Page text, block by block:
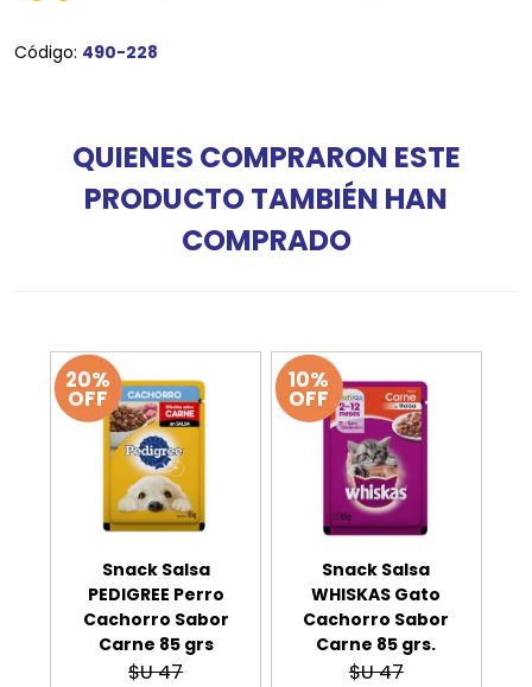
Código: 490-228
QUIENES COMPRARON ESTE
PRODUCTO TAMBIÉN HAN
COMPRADO
20%
OFF
Snack Salsa
PEDIGREE Perro
Cachorro Sabor
Carne 85 grs
$U 47
10%
OFF
Snack Salsa
WHISKAS Gato
Cachorro Sabor
Carne 85 grs.
$U 47